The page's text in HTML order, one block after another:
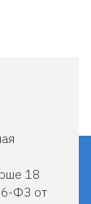
18
ФЗ от